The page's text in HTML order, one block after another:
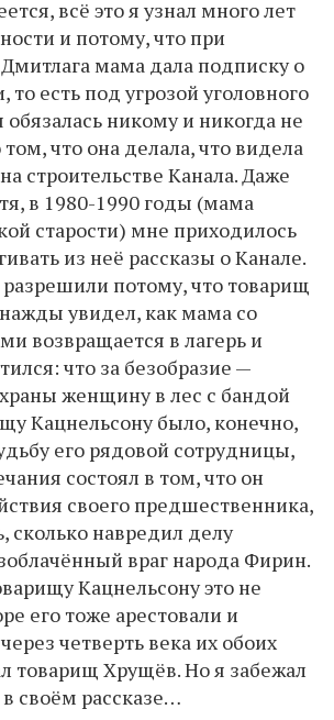
всё это я узнал много лет
и потому, что при
мама дала подписку о
то есть под угрозой уголовного
никому и никогда не
том, что она делала, что видела
строительстве Канала. Даже
в 1980-1990 годы (мама
старости) мне приходилось
из неё рассказы о Канале.
разрешили потому, что товарищ
увидел, как мама со
возвращается в лагерь и
что за безобразие —
женщину в лес с бандой
Кацнельсону было, конечно,
его рядовой сотрудницы,
состоял в том, что он
своего предшественника,
сколько навредил делу
враг народа Фирин.
Кацнельсону это не
его тоже арестовали и
четверть века их обоих
товарищ Хрущёв. Но я забежал
своём рассказе…